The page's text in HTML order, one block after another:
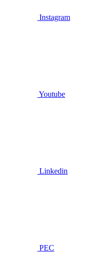
Instagram
Youtube
Linkedin
PEC